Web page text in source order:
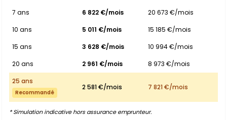
7 ans
6 822 €/mois
20 673 €/mois
10 ans
5 011 €/mois
15 185 €/mois
15 ans
3 628 €/mois
10 994 €/mois
20 ans
2 961 €/mois
8 973 €/mois
25 ans
Recommandé
2 581 €/mois 7 821 €/mois
* Simulation indicative hors assurance emprunteur.